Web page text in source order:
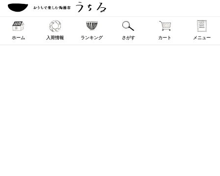
ホーム 入荷情報 ランキング さがす カート メニュー